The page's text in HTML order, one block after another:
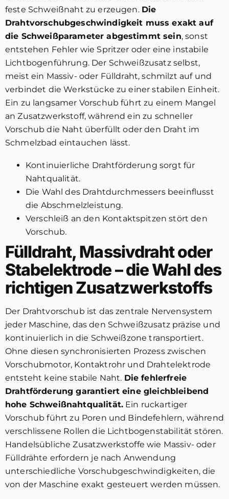
feste Schweißnaht zu erzeugen. Die
Drahtvorschubgeschwindigkeit muss exakt auf
die Schweißparameter abgestimmt sein, sonst
entstehen Fehler wie Spritzer oder eine instabile
Lichtbogenführung. Der Schweißzusatz selbst,
meist ein Massiv- oder Fülldraht, schmilzt auf und
verbindet die Werkstücke zu einer stabilen Einheit.
Ein zu langsamer Vorschub führt zu einem Mangel
an Zusatzwerkstoff, während ein zu schneller
Vorschub die Naht überfüllt oder den Draht im
Schmelzbad eintauchen lässt.
Kontinuierliche Drahtförderung sorgt für
Nahtqualität.
Die Wahl des Drahtdurchmessers beeinflusst
die Abschmelzleistung.
Verschleiß an den Kontaktspitzen stört den
Vorschub.
Fülldraht, Massivdraht oder
Stabelektrode – die Wahl des
richtigen Zusatzwerkstoffs
Der Drahtvorschub ist das zentrale Nervensystem
jeder Maschine, das den Schweißzusatz präzise und
kontinuierlich in die Schweißzone transportiert.
Ohne diesen synchronisierten Prozess zwischen
Vorschubmotor, Kontaktrohr und Drahtelektrode
entsteht keine stabile Naht. Die fehlerfreie
Drahtförderung garantiert eine gleichbleibend
hohe Schweißnahtqualität. Ein ruckartiger
Vorschub führt zu Poren und Bindefehlern, während
verschlissene Rollen die Lichtbogenstabilität stören.
Handelsübliche Zusatzwerkstoffe wie Massiv- oder
Fülldrähte erfordern je nach Anwendung
unterschiedliche Vorschubgeschwindigkeiten, die
von der Maschine exakt gesteuert werden müssen.